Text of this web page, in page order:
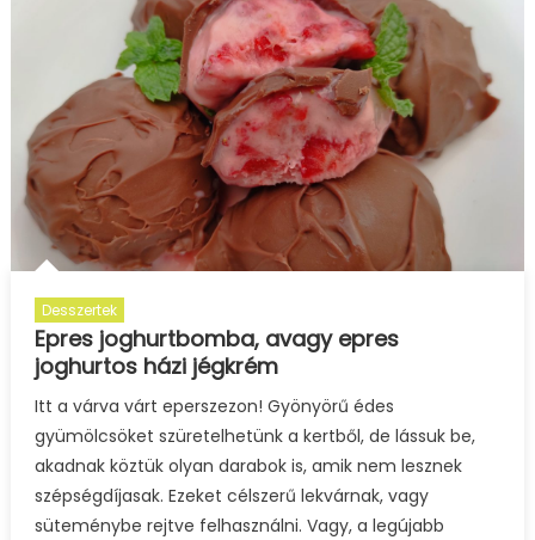
Desszertek
Epres joghurtbomba, avagy epres
joghurtos házi jégkrém
Itt a várva várt eperszezon! Gyönyörű édes
gyümölcsöket szüretelhetünk a kertből, de lássuk be,
akadnak köztük olyan darabok is, amik nem lesznek
szépségdíjasak. Ezeket célszerű lekvárnak, vagy
süteménybe rejtve felhasználni. Vagy, a legújabb